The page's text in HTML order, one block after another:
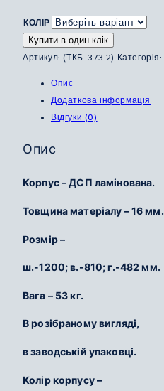
КОЛІР
Купити в один клік
Артикул:(ТКБ-373.2) Категорія:
Опис
Додаткова інформація
Відгуки (0)
Опис
Корпус – ДСП ламінована.
Товщина матеріалу – 16 мм.
Розмір –
ш.-1200; в.-810; г.-482 мм.
Вага – 53 кг.
В розібраному вигляді,
в заводській упаковці.
Колір корпусу –